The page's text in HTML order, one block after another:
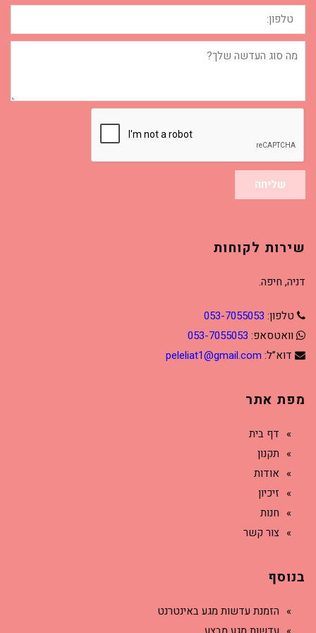
טלפון:
מה
סוג
שליחה
שירות לקוחות
דניה, חיפה.
טלפון: 053-7055053
וואטסאפ: 053-7055053
דוא”ל: peleliat1@gmail.com
מפת אתר
דף בית
תקנון
אודות
זיכיון
חנות
צור קשר
בנוסף
הזמנת עדשות מגע באינטרנט